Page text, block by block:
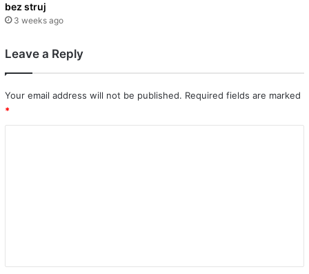
bez struj
3 weeks ago
Leave a Reply
Your email address will not be published. Required fields are marked
*